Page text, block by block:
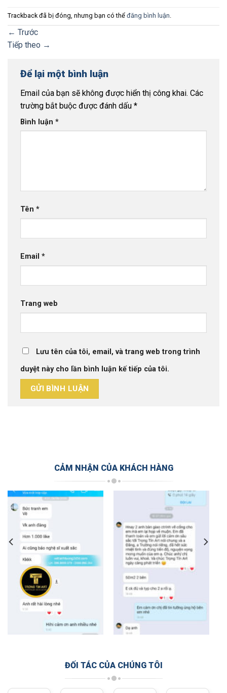
Trackback đã bị đóng, nhưng bạn có thể đăng bình luận.
← Trước
Tiếp theo →
Để lại một bình luận
Email của bạn sẽ không được hiển thị công khai. Các
trường bắt buộc được đánh dấu *
Bình luận *
Tên *
Email *
Trang web
Lưu tên của tôi, email, và trang web trong trình
duyệt này cho lần bình luận kế tiếp của tôi.
CẢM NHẬN CỦA KHÁCH HÀNG
ĐỐI TÁC CỦA CHÚNG TÔI